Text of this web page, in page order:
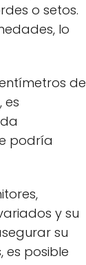
o setos.
lo
de
es
podría
y su
su
es posible